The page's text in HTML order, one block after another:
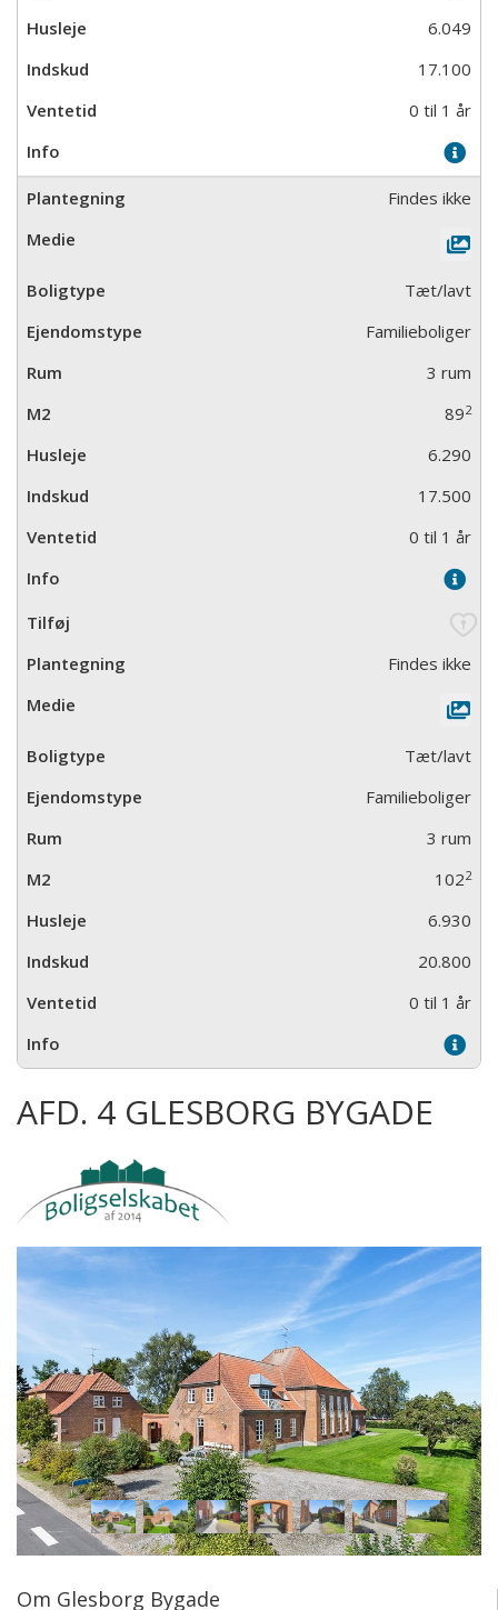
6.049
17.100
0 til 1 år
Findes ikke
Tæt/lavt
Familieboliger
3 rum
892
6.290
17.500
0 til 1 år
Findes ikke
Tæt/lavt
Familieboliger
3 rum
1022
6.930
20.800
0 til 1 år
AFD. 4 GLESBORG BYGADE
Om Glesborg Bygade